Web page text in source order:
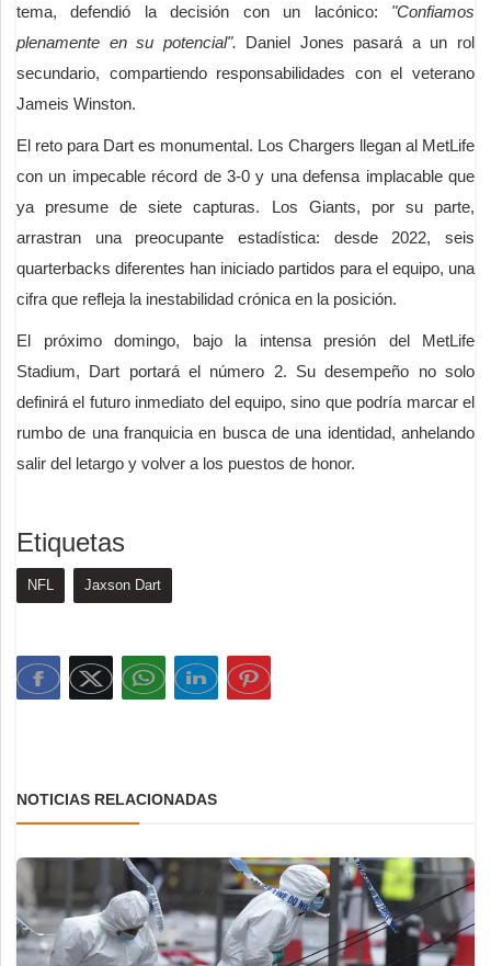
tema, defendió la decisión con un lacónico: "Confiamos
plenamente en su potencial". Daniel Jones pasará a un rol
secundario, compartiendo responsabilidades con el veterano
Jameis Winston.
El reto para Dart es monumental. Los Chargers llegan al MetLife
con un impecable récord de 3-0 y una defensa implacable que
ya presume de siete capturas. Los Giants, por su parte,
arrastran una preocupante estadística: desde 2022, seis
quarterbacks diferentes han iniciado partidos para el equipo, una
cifra que refleja la inestabilidad crónica en la posición.
El próximo domingo, bajo la intensa presión del MetLife
Stadium, Dart portará el número 2. Su desempeño no solo
definirá el futuro inmediato del equipo, sino que podría marcar el
rumbo de una franquicia en busca de una identidad, anhelando
salir del letargo y volver a los puestos de honor.
Etiquetas
NFL Jaxson Dart
NOTICIAS RELACIONADAS